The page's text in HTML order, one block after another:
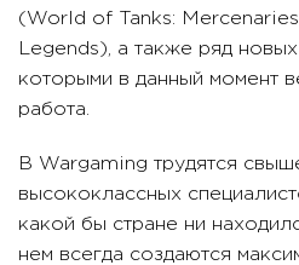
(World of Tanks:
Legends), а также ряд
которыми в данный момент
работа.
В Wargaming трудятся
высококлассных
какой бы стране ни
нем всегда создаются